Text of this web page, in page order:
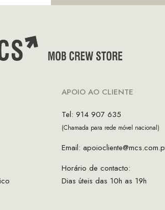
APOIO AO CLIENTE
Tel: 914 907 635
(Chamada para rede móvel nacional)
Email:
Horário de contacto:
Dias úteis das 10h as 19h